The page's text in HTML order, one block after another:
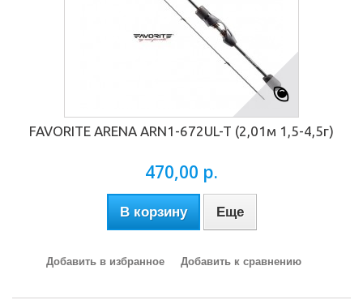
FAVORITE ARENA ARN1-672UL-T (2,01м 1,5-4,5г)
470,00 р.
В корзину Еще
Добавить в избранное Добавить к сравнению